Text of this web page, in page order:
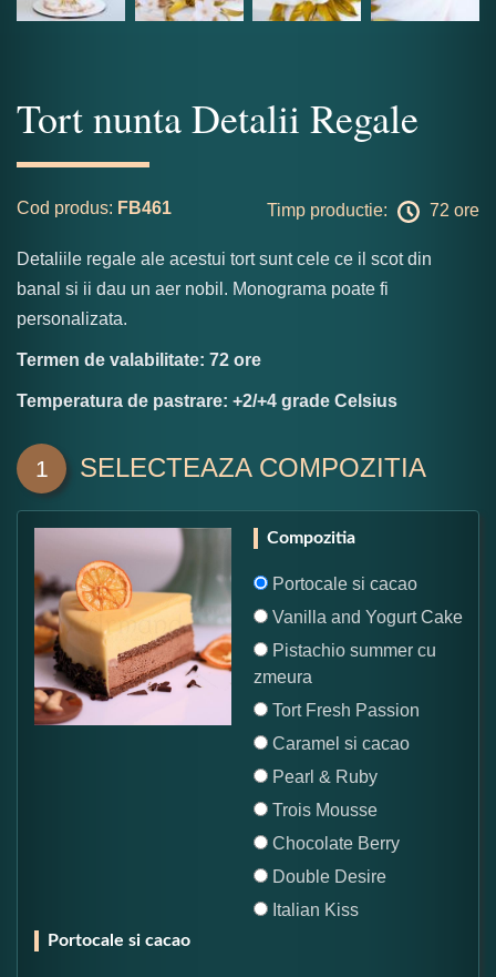
Tort nunta Detalii Regale
Cod produs: FB461 Timp productie: 72 ore
Detaliile regale ale acestui tort sunt cele ce il scot din
banal si ii dau un aer nobil. Monograma poate fi
personalizata.
Termen de valabilitate: 72 ore
Temperatura de pastrare: +2/+4 grade Celsius
1 SELECTEAZA COMPOZITIA
Compozitia
Portocale si cacao
Vanilla and Yogurt Cake
Pistachio summer cu
zmeura
Tort Fresh Passion
Caramel si cacao
Pearl & Ruby
Trois Mousse
Chocolate Berry
Double Desire
Italian Kiss
Portocale si cacao